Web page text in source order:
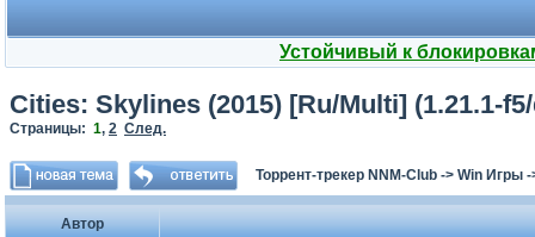
Устойчивый к
Cities: Skylines (2015) [Ru/Multi] (1.21.1-
Страницы: 1, 2 След.
Торрент-трекер NNM-Club -> Win Игры
Автор